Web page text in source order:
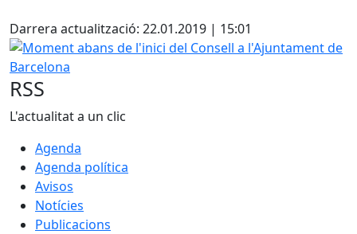
Darrera actualització: 22.01.2019 | 15:01
Moment abans de l'inici del Consell a l'Ajuntament de
RSS
L'actualitat a un clic
Agenda
Agenda política
Avisos
Notícies
Publicacions